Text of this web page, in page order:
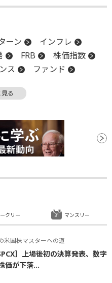
ーン
インフレ
FRB
株価指数
ス
ファンド
る
米国株マスターへの道
］上場後初の決算発表、数字
価が下落...
クリー マンスリー